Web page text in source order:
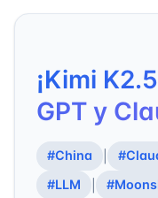
¡Kimi
GPT y
#China
#LLM